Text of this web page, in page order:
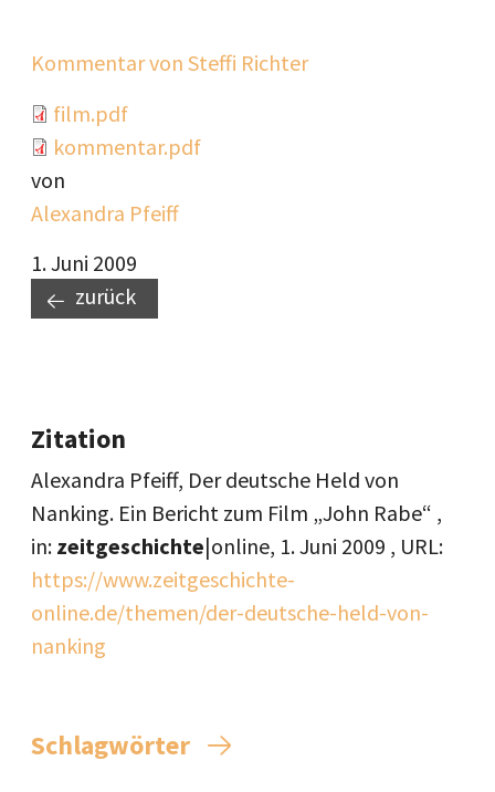
Kommentar von Steffi Richter
Document
film.pdf
Document
kommentar.pdf
von
Alexandra Pfeiff
1. Juni 2009
zurück
Zitation
Alexandra Pfeiff, Der deutsche Held von
Nanking. Ein Bericht zum Film „John Rabe“ ,
in: zeitgeschichte|online, 1. Juni 2009 , URL:
https://www.zeitgeschichte-
online.de/themen/der-deutsche-held-von-
nanking
Schlagwörter